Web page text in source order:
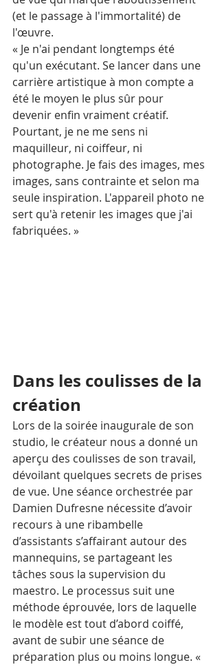
(et le passage à l'immortalité) de
l'œuvre.
« Je n'ai pendant longtemps été
qu'un exécutant. Se lancer dans une
carrière artistique à mon compte a
été le moyen le plus sûr pour
devenir enfin vraiment créatif.
Pourtant, je ne me sens ni
maquilleur, ni coiffeur, ni
photographe. Je fais des images, mes
images, sans contrainte et selon ma
seule inspiration. L'appareil photo ne
sert qu'à retenir les images que j'ai
fabriquées. »
Dans les coulisses de la
création
Lors de la soirée inaugurale de son
studio, le créateur nous a donné un
aperçu des coulisses de son travail,
dévoilant quelques secrets de prises
de vue. Une séance orchestrée par
Damien Dufresne nécessite d’avoir
recours à une ribambelle
d’assistants s’affairant autour des
mannequins, se partageant les
tâches sous la supervision du
maestro. Le processus suit une
méthode éprouvée, lors de laquelle
le modèle est tout d’abord coiffé,
avant de subir une séance de
préparation plus ou moins longue. «